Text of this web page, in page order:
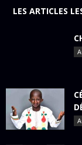
LES ARTICLES